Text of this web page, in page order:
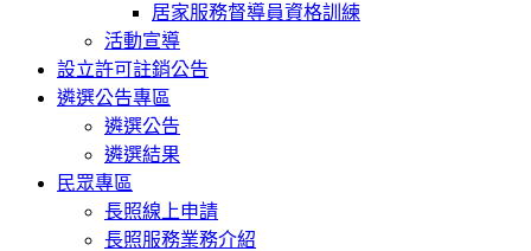
居家服務督導員資格訓練
活動宣導
設立許可註銷公告
遴選公告專區
遴選公告
遴選結果
民眾專區
長照線上申請
長照服務業務介紹